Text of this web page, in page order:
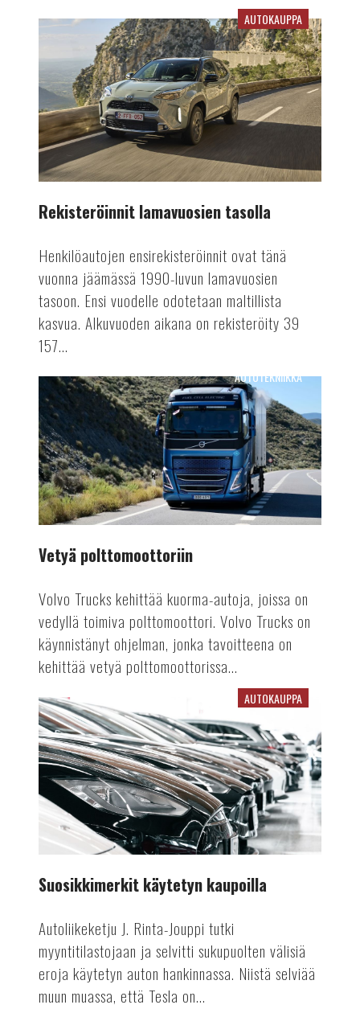
Rekisteröinnit
lamavuosien
tasolla
AUTOKAUPPA
Rekisteröinnit lamavuosien tasolla
Henkilöautojen ensirekisteröinnit ovat tänä
vuonna jäämässä 1990-luvun lamavuosien
tasoon. Ensi vuodelle odotetaan maltillista
kasvua. Alkuvuoden aikana on rekisteröity 39
157...
Vetyä
polttomoottoriin
AUTOTEKNIIKKA
Vetyä polttomoottoriin
Volvo Trucks kehittää kuorma-autoja, joissa on
vedyllä toimiva polttomoottori. Volvo Trucks on
käynnistänyt ohjelman, jonka tavoitteena on
kehittää vetyä polttomoottorissa...
Suosikkimerkit
käytetyn
kaupoilla
AUTOKAUPPA
Suosikkimerkit käytetyn kaupoilla
Autoliikeketju J. Rinta-Jouppi tutki
myyntitilastojaan ja selvitti sukupuolten välisiä
eroja käytetyn auton hankinnassa. Niistä selviää
muun muassa, että Tesla on...